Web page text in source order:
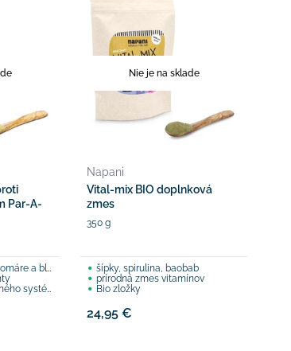
Par-A-
a blchy
systému
Nie je na sklade
Napani
Vital-mix BIO doplnková
zmes
350 g
šípky, spirulina, baobab
prírodná zmes vitamínov
Bio zložky
24,95 €